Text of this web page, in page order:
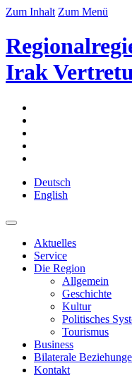
Zum Inhalt Zum Menü
Irak
Deutsch
English
Aktuelles
Service
Die Region
Allgemein
Geschichte
Kultur
Politisches
Tourismus
Business
Bilaterale
Kontakt